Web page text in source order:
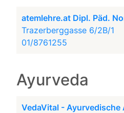
atemlehre.at Dipl. Päd.
Trazerberggasse 6/2B/1
01/8761255
Ayurveda
VedaVital - Ayurvedische